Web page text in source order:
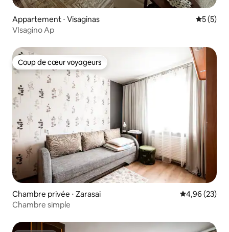
Appartement ⋅ Visaginas
5 (5)
VIsagino Ap
Coup de cœur voyageurs
Coup de cœur voyageurs
Chambre privée ⋅ Zarasai Évaluation
4,96 (23)
Chambre simple